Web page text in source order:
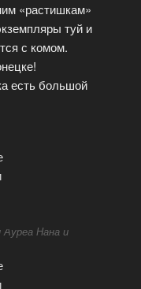
«растишкам»
туй и
с комом.
есть большой
Нана и